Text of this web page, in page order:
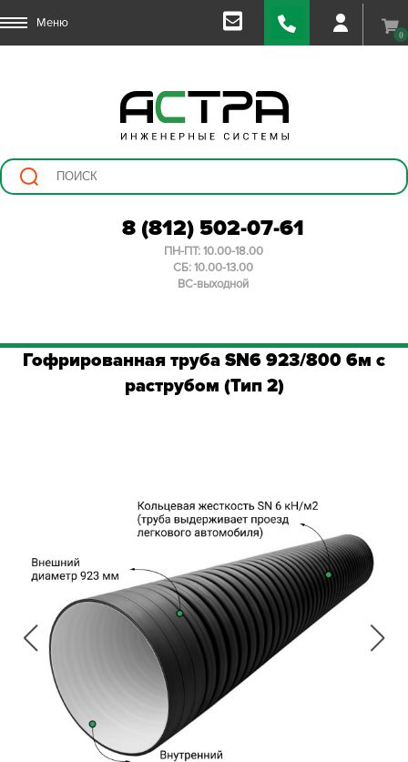
Меню
0
8 (812) 502-07-61
ПН-ПТ: 10.00-18.00
СБ: 10.00-13.00
ВС-выходной
Гофрированная труба SN6 923/800 6м с
раструбом (Тип 2)